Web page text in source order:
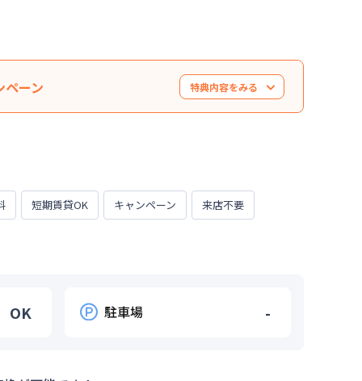
ーン 特典内容をみる
短期賃貸OK キャンペーン 来店不要
OK 駐車場 -